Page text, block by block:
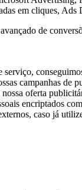
em cliques, Ads
de
serviço,
campanhas de
oferta
encriptados
caso já